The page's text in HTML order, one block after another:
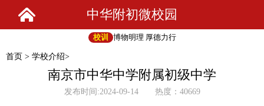
中华附初微校园
校训 博物明理 厚德力行
首页 > 学校介绍>
南京市中华中学附属初级中学
发布时间:2024-09-14 热度：40669